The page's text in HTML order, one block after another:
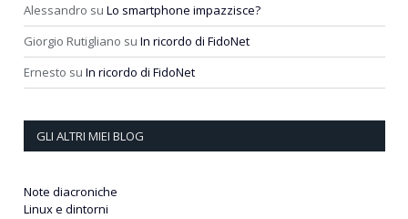
Alessandro su Lo smartphone impazzisce?
Giorgio Rutigliano su In ricordo di FidoNet
Ernesto su In ricordo di FidoNet
GLI ALTRI MIEI BLOG
Note diacroniche
Linux e dintorni